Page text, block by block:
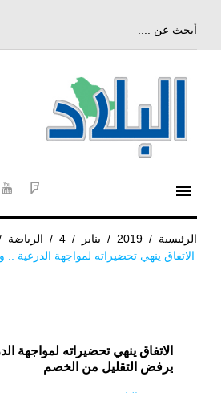
menu
الرئيسية /
2019
/ يناير /
4
/ الرياضة
الاتفاق ينهي تحضيراته لمواجهة
الاتفاق ينهي تحضيراته لمواجهة
يرفض التقليل من الخصم